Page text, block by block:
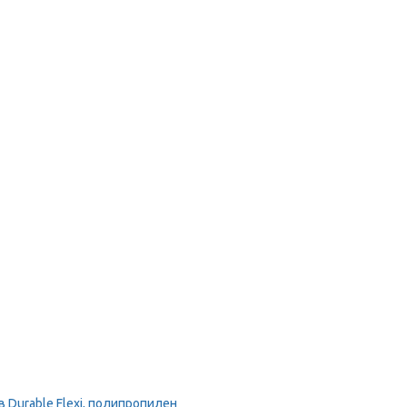
Flexi, полипропилен